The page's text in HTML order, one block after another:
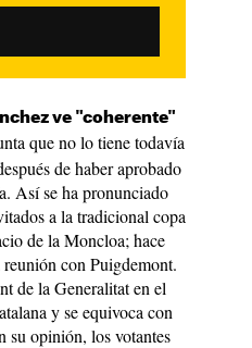
ve "coherente"
que no lo tiene todavía
de haber aprobado
Así se ha pronunciado
a la tradicional copa
de la Moncloa; hace
con Puigdemont.
de la Generalitat en el
y se equivoca con
su opinión, los votantes